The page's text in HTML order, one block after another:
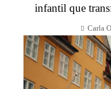
infantil que
Carla